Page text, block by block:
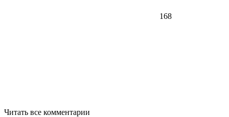
168
Читать все комментарии